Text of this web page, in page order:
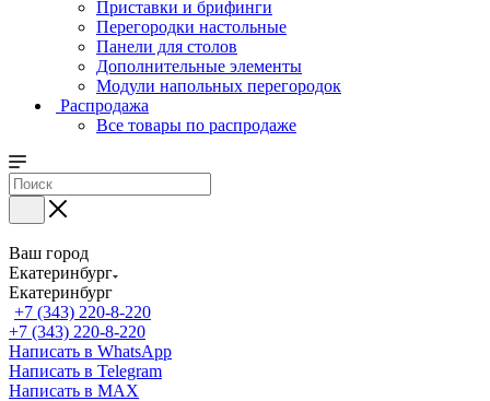
Приставки и брифинги
Перегородки настольные
Панели для столов
Дополнительные элементы
Модули напольных перегородок
Распродажа
Все товары по распродаже
Ваш город
Екатеринбург
Екатеринбург
+7 (343) 220-8-220
+7 (343) 220-8-220
Написать в WhatsApp
Написать в Telegram
Написать в MAX